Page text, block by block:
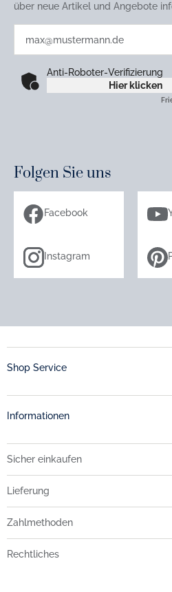
über neue Artikel und Angebote
Anti-Roboter-Verifizierung
Hier klicken
Folgen Sie uns
Facebook
Instagram
Shop Service
Informationen
Sicher einkaufen
Lieferung
Zahlmethoden
Rechtliches